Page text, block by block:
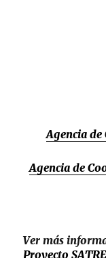
Agencia de
Agencia de
Ver más
Proyecto